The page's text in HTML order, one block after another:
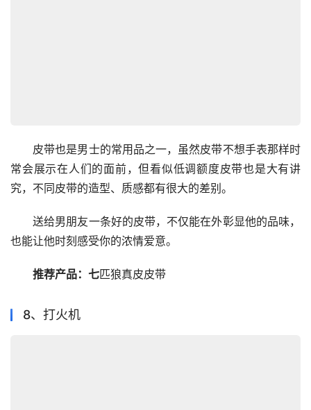
皮带也是男士的常用品之一，虽然皮带不想手表那样时
常会展示在人们的面前，但看似低调额度皮带也是大有讲
究，不同皮带的造型、质感都有很大的差别。
送给男朋友一条好的皮带，不仅能在外彰显他的品味，
也能让他时刻感受你的浓情爱意。
推荐产品： 七匹狼真皮皮带
8、打火机